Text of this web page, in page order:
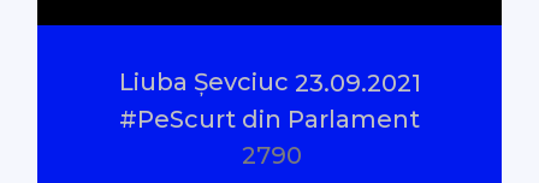
Documentare
Interviu cu sens
Liuba Șevciuc 23.09.2021
#PeScurt din Parlament
2790